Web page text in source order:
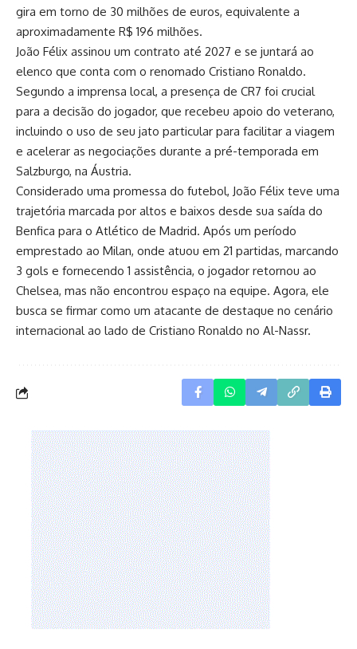
gira em torno de 30 milhões de euros, equivalente a
aproximadamente R$ 196 milhões.
João Félix assinou um contrato até 2027 e se juntará ao
elenco que conta com o renomado Cristiano Ronaldo.
Segundo a imprensa local, a presença de CR7 foi crucial
para a decisão do jogador, que recebeu apoio do veterano,
incluindo o uso de seu jato particular para facilitar a viagem
e acelerar as negociações durante a pré-temporada em
Salzburgo, na Áustria.
Considerado uma promessa do futebol, João Félix teve uma
trajetória marcada por altos e baixos desde sua saída do
Benfica para o Atlético de Madrid. Após um período
emprestado ao Milan, onde atuou em 21 partidas, marcando
3 gols e fornecendo 1 assistência, o jogador retornou ao
Chelsea, mas não encontrou espaço na equipe. Agora, ele
busca se firmar como um atacante de destaque no cenário
internacional ao lado de Cristiano Ronaldo no Al-Nassr.